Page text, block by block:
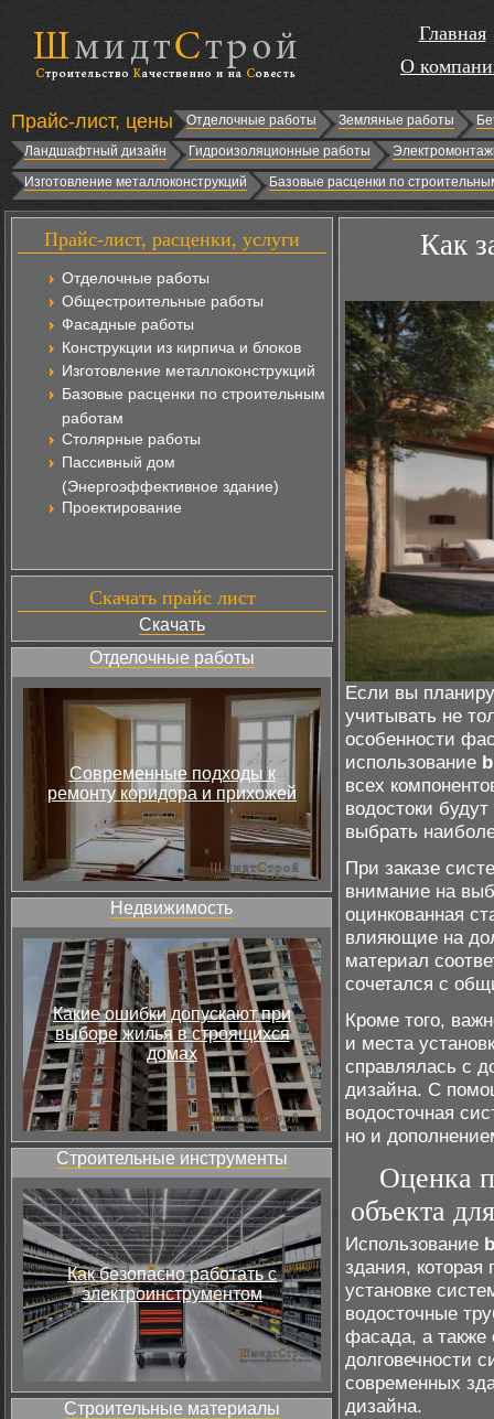
Главная
О
Прайс-лист, цены Отделочные работы Земляные работы
Ландшафтный дизайн
Гидроизоляционные работы
Изготовление металлоконструкций
Базовые расценки по
Прайс-лист, расценки, услуги
Отделочные работы
Общестроительные работы
Фасадные работы
Конструкции из кирпича и блоков
Изготовление металлоконструкций
Базовые расценки по строительным
работам
Столярные работы
Пассивный дом
(Энергоэффективное здание)
Проектирование
Скачать прайс лист
Скачать
Отделочные работы
Современные подходы к
ремонту коридора и прихожей
Недвижимость
Какие ошибки допускают при
выборе жилья в строящихся
домах
Строительные инструменты
Как безопасно работать с
электроинструментом
Строительные материалы
Как
Если вы
учитывать не
особенности
использование
всех
водостоки
выбрать
При заказе
внимание на
оцинкованная
влияющие на
материал
сочетался с
Кроме того,
и места
справлялась с
дизайна. С
водосточная
но и
Оценка
объекта
Использование
здания,
установке
водосточные
фасада, а
долговечности
современных
дизайна.